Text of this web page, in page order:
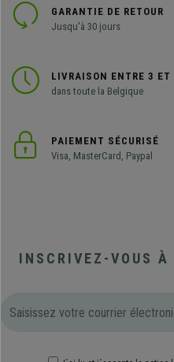
GARANTIE DE RETOUR
Jusqu'à 30 jours
LIVRAISON ENTRE 3 ET
dans toute la Belgique
PAIEMENT SÉCURISÉ
Visa, MasterCard, Paypal
INSCRIVEZ-VOUS À